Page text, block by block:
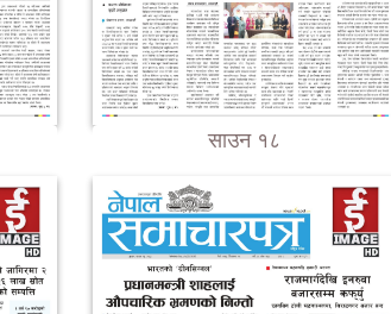
साउन १८